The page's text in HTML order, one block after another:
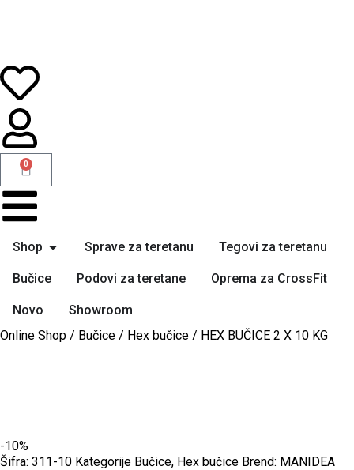
0
Shop Sprave za teretanu Tegovi za teretanu
Bučice Podovi za teretane Oprema za CrossFit
Novo
Showroom
Online Shop / Bučice / Hex bučice / HEX BUČICE 2 X 10 KG
-10%
Šifra: 311-10 Kategorije Bučice, Hex bučice Brend: MANIDEA